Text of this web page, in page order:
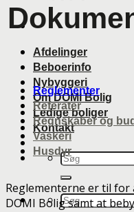
Afdelinger
Beboerinfo
Nybyggeri
Om DOMI Bolig
Ledige boliger
Kontakt
Reglementer
Referater
Regnskaber og
Vaskeri
Husdyr
Reglementerne er til
DOMI Bolig samt at